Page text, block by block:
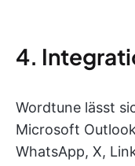
4.
Wordtune lässt
Microsoft
WhatsApp, X,